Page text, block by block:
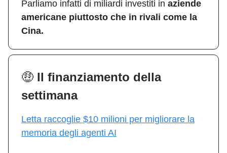
Parliamo infatti di miliardi investiti in aziende
americane piuttosto che in rivali come la
Cina.
🤑 Il finanziamento della
settimana
Letta raccoglie $10 milioni per migliorare la
memoria degli agenti AI